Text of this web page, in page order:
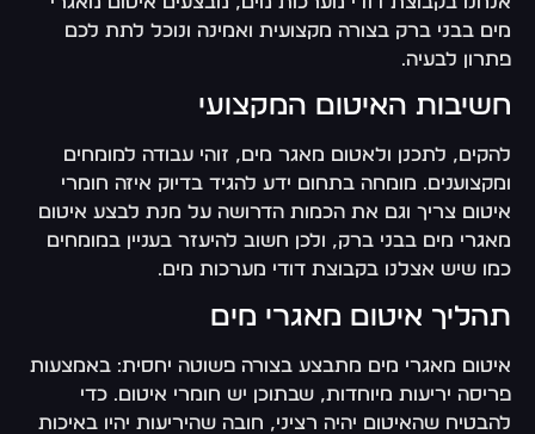
מים בבני ברק בצורה מקצועית ואמינה ונוכל לתת לכם
פתרון לבעיה.
חשיבות האיטום המקצועי
להקים, לתכנן ולאטום מאגר מים, זוהי עבודה למומחים
ומקצוענים. מומחה בתחום ידע להגיד בדיוק איזה חומרי
איטום צריך וגם את הכמות הדרושה על מנת לבצע איטום
מאגרי מים בבני ברק, ולכן חשוב להיעזר בעניין במומחים
כמו שיש אצלנו בקבוצת דודי מערכות מים.
תהליך איטום מאגרי מים
איטום מאגרי מים מתבצע בצורה פשוטה יחסית: באמצעות
פריסה יריעות מיוחדות, שבתוכן יש חומרי איטום. כדי
להבטיח שהאיטום יהיה רציני, חובה שהיריעות יהיו באיכות